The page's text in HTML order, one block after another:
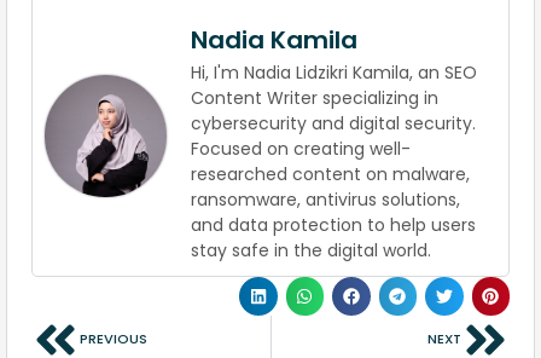
Nadia Kamila
Hi, I'm Nadia Lidzikri Kamila, an SEO
Content Writer specializing in
cybersecurity and digital security.
Focused on creating well-
researched content on malware,
ransomware, antivirus solutions,
and data protection to help users
stay safe in the digital world.
PREVIOUS NEXT